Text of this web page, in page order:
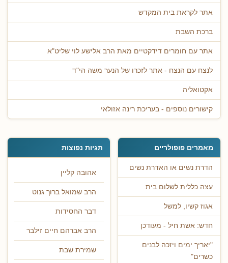
אתר לקראת בית המקדש
ברכת השבת
אתר עם חומרים דידקטיים מאת הרב אלישע לוי שליט"א
לנצח עם הנצח - אתר לזכרו של הנער משה הי"ד
אקטואליה
קישורים נוספים - בעריכת רינה אזולאי
מאמרים פופולריים
הדרת נשים או האדרת נשים
עצה כללית לשלום בית
אגוז קשיו, למשל
חדש: אשת חיל - מעודכן
"יאריך ימים ויזכה לבנים
כשרים"
תגיות נפוצות
אהובה קליין
הרב שמואל ברוך גנוט
דבר החסידות
הרב אברהם חיים זילבר
שמירת שבת